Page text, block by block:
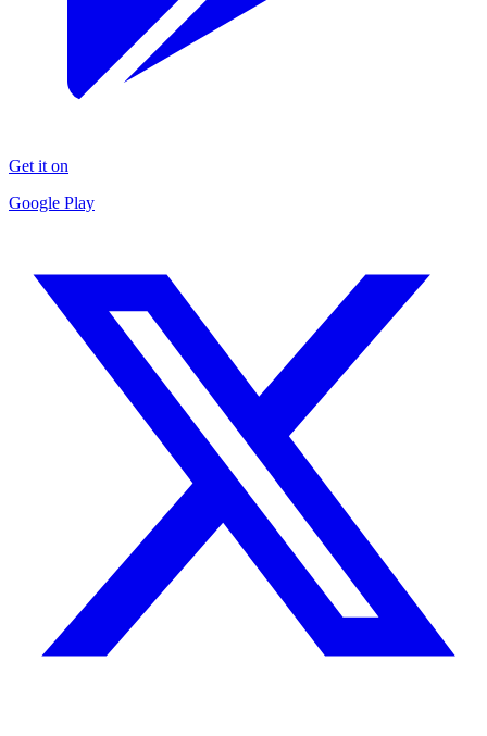
Get it on
Google Play